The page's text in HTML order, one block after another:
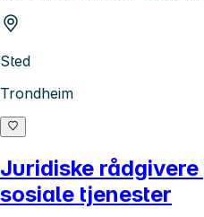
Sted
Trondheim
Juridiske
sosiale tjenester